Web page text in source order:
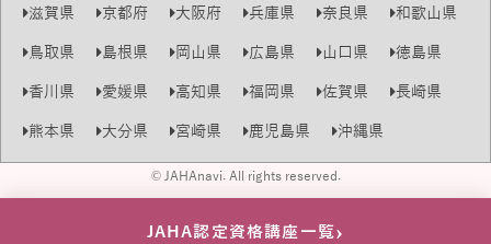
滋賀県
京都府 大阪府 兵庫県 奈良県
和歌山県
鳥取県
島根県 岡山県 広島県 山口県
徳島県
香川県
愛媛県 高知県 福岡県 佐賀県
長崎県
熊本県
大分県 宮崎県 鹿児島県 沖縄県
© JAHAnavi. All rights reserved.
JAHA認定資格講座一覧›